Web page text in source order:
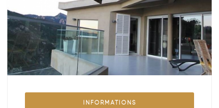
INFORMATIONS